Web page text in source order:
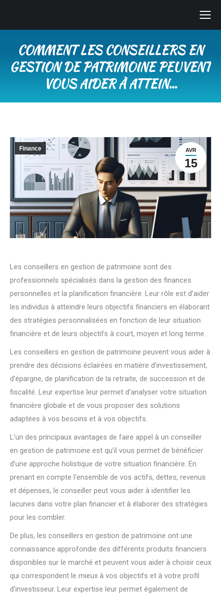
COMMENT LES CONSEILLERS EN
GESTION DE PATRIMOINE PEUVENT
VOUS AIDER À ATTEIN…
AVR
15
Finance
Les conseillers en gestion de patrimoine sont des
professionnels spécialisés dans la gestion des finances
personnelles et la planification financière. Leur rôle est d’aider
les individus à atteindre leurs objectifs financiers en élaborant
des stratégies personnalisées en fonction de leur situation
financière et de leurs objectifs à court, moyen et long terme.
Les conseillers en gestion de patrimoine peuvent vous aider à
prendre des décisions éclairées en matière d’investissement,
d’épargne, de planification de la retraite, de succession et de
fiscalité. Leur expertise leur permet d’analyser votre situation
financière globale et de vous proposer des solutions
adaptées à vos besoins et à vos objectifs.
L’un des principaux avantages de faire appel à un conseiller
en gestion de patrimoine est qu’il vous permet de bénéficier
d’une approche holistique de votre situation financière. En
prenant en compte l’ensemble de vos actifs, dettes, revenus
et dépenses, le conseiller peut vous aider à identifier les
lacunes dans votre plan financier et à élaborer des stratégies
pour les combler.
De plus, les conseillers en gestion de patrimoine ont une
connaissance approfondie des différents produits financiers
disponibles sur le marché et peuvent vous aider à choisir ceux
qui correspondent le mieux à vos objectifs et à votre profil
d’investisseur. Leur expertise leur permet également de